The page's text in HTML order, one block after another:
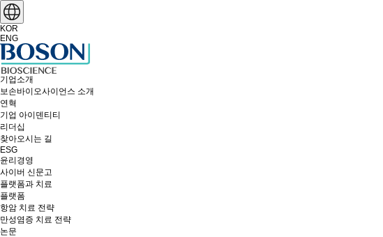
KOR
ENG
기업소개
보손바이오사이언스 소개
연혁
기업 아이덴티티
리더십
찾아오시는 길
ESG
윤리경영
사이버 신문고
플랫폼과 치료
플랫폼
항암 치료 전략
만성염증 치료 전략
논문